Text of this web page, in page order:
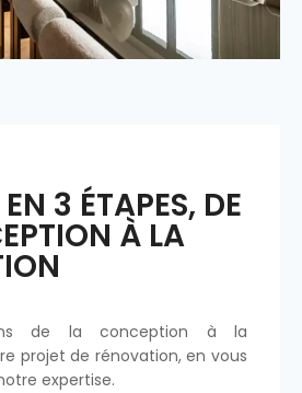
3 ÉTAPES, DE
À LA
de la conception à la
projet de rénovation, en vous
expertise.